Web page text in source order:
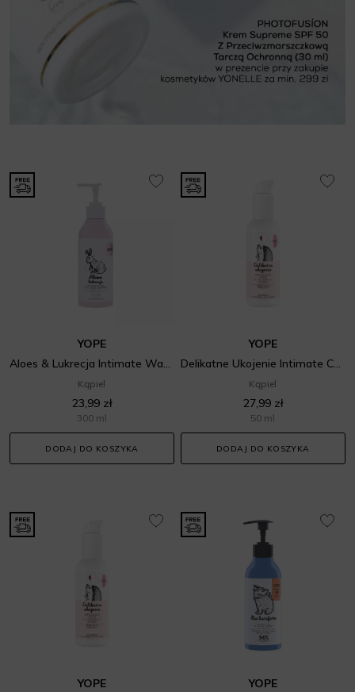
YOPE
Aloes & Lukrecja Intimate Wash Gel
Kąpiel
23,99 zł
300 ml
DODAJ DO KOSZYKA
YOPE
Delikatne Ukojenie Intimate Care Serum
Kąpiel
27,99 zł
50 ml
DODAJ DO KOSZYKA
YOPE
YOPE